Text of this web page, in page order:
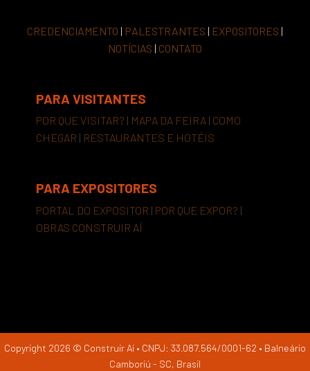
CREDENCIAMENTO | PALESTRANTES | EXPOSITORES |
NOTÍCIAS | CONTATO
PARA VISITANTES
POR QUE VISITAR? | MAPA DA FEIRA | COMO
CHEGAR | RESTAURANTES E HOTÉIS
PARA EXPOSITORES
PORTAL DO EXPOSITOR | POR QUE EXPOR? |
OBRAS CONSTRUIR AÍ
Copyright 2026 © Construir Aí • CNPJ: 33.087.564/0001-62 • Balneário
Camboriú - SC, Brasil